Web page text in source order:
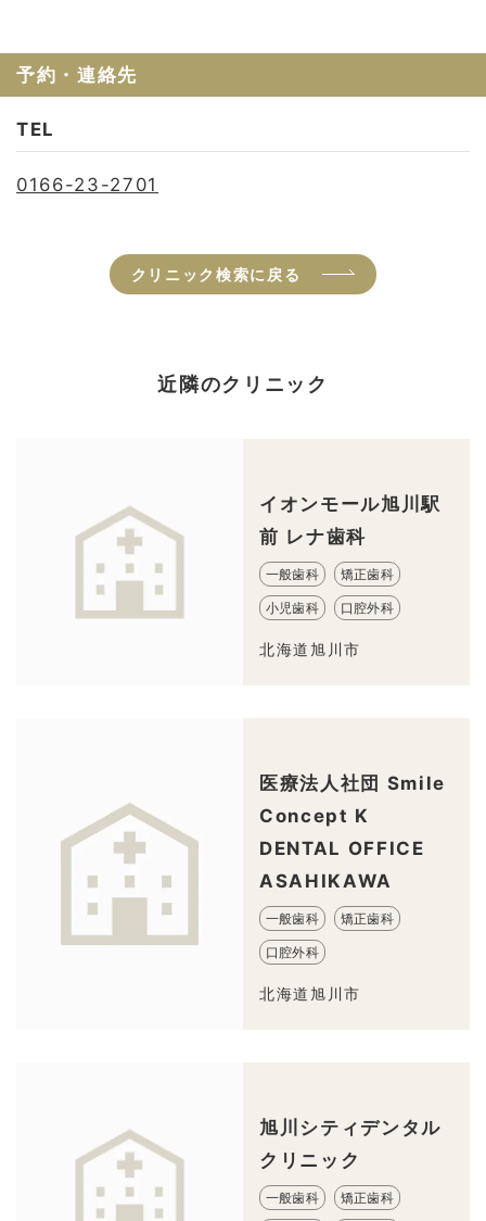
予約・連絡先
TEL
0166-23-2701
クリニック検索に戻る
近隣のクリニック
イオンモール旭川駅
前 レナ歯科
一般歯科 矯正歯科
小児歯科 口腔外科
北海道旭川市
医療法人社団 Smile
Concept K
DENTAL OFFICE
ASAHIKAWA
一般歯科 矯正歯科
口腔外科
北海道旭川市
旭川シティデンタル
クリニック
一般歯科 矯正歯科